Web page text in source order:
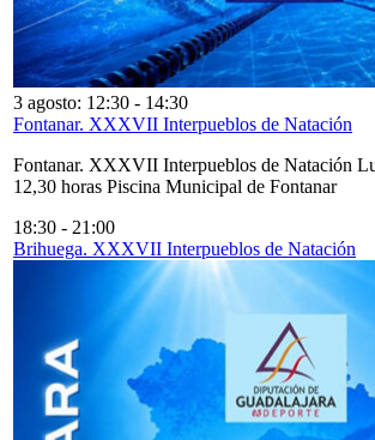
3 agosto: 12:30 - 14:30
Fontanar. XXXVII Interpueblos de Natación
Fontanar. XXXVII Interpueblos de Natación
12,30 horas Piscina Municipal de Fontanar
18:30 - 21:00
Brihuega. XXXVII Interpueblos de Natación